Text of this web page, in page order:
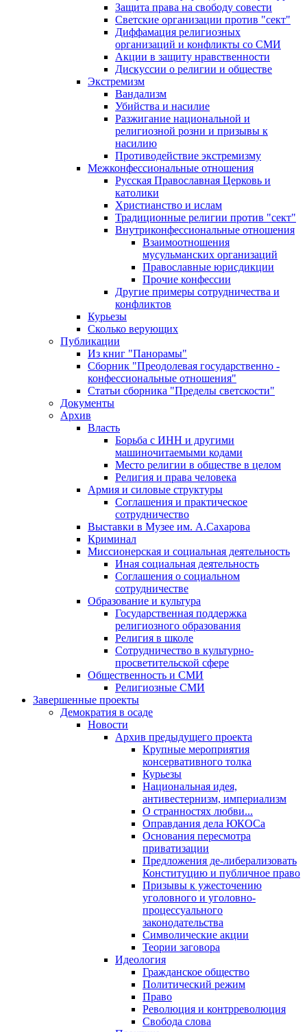
Защита права на свободу совести
Светские организации против "сект"
Диффамация религиозных
организаций и конфликты со СМИ
Акции в защиту нравственности
Дискуссии о религии и обществе
Экстремизм
Вандализм
Убийства и насилие
Разжигание национальной и
религиозной розни и призывы к
насилию
Противодействие экстремизму
Межконфессиональные отношения
Русская Православная Церковь и
католики
Христианство и ислам
Традиционные религии против "сект"
Внутриконфессиональные отношения
Взаимоотношения
мусульманских организаций
Православные юрисдикции
Прочие конфессии
Другие примеры сотрудничества и
конфликтов
Курьезы
Сколько верующих
Публикации
Из книг "Панорамы"
Сборник "Преодолевая государственно -
конфессиональные отношения"
Статьи сборника "Пределы светскости"
Документы
Архив
Власть
Борьба с ИНН и другими
машиночитаемыми кодами
Место религии в обществе в целом
Религия и права человека
Армия и силовые структуры
Соглашения и практическое
сотрудничество
Выставки в Музее им. А.Сахарова
Криминал
Миссионерская и социальная деятельность
Иная социальная деятельность
Соглашения о социальном
сотрудничестве
Образование и культура
Государственная поддержка
религиозного образования
Религия в школе
Сотрудничество в культурно-
просветительской сфере
Общественность и СМИ
Религиозные СМИ
Завершенные проекты
Демократия в осаде
Новости
Архив предыдущего проекта
Крупные мероприятия
консервативного толка
Курьезы
Национальная идея,
антивестернизм, империализм
О странностях любви...
Оправдания дела ЮКОСа
Основания пересмотра
приватизации
Предложения де-либерализовать
Конституцию и публичное право
Призывы к ужесточению
уголовного и уголовно-
процессуального
законодательства
Символические акции
Теории заговора
Идеология
Гражданское общество
Политический режим
Право
Революция и контрреволюция
Свобода слова